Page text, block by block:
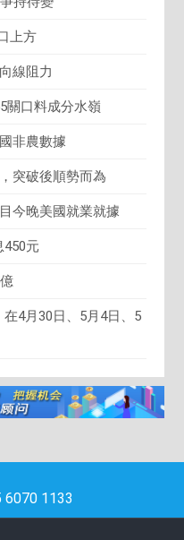
上方
線阻力
關口料成分水嶺
非農數據
突破後順勢而為
今晚美國就業就據
450元
4月30日、5月4日、5
6070 1133